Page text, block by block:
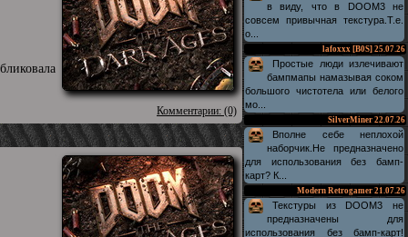
Комментарии: (0)
в виду, что в DOOM3 не
совсем привычная текстура.Т.е.
о...
lafoxxx [B0S] 25.07.26
Простые люди излечивают
бампмапы намазывая соком
большого чистотела или белого
мо...
SilverMiner 22.07.26
Вполне себе неплохой
наборчик.Не предназначено
для использования без бамп-
карт? К...
Modern Retrogamer 21.07.26
Текстуры из DOOM3 не
предназначены для
использования без бамп-карт!